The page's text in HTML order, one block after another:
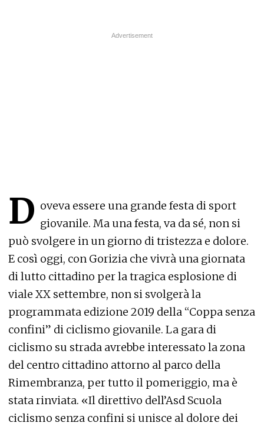
D oveva essere una grande festa di sport
giovanile. Ma una festa, va da sé, non si
può svolgere in un giorno di tristezza e dolore.
E così oggi, con Gorizia che vivrà una giornata
di lutto cittadino per la tragica esplosione di
viale XX settembre, non si svolgerà la
programmata edizione 2019 della “Coppa senza
confini” di ciclismo giovanile. La gara di
ciclismo su strada avrebbe interessato la zona
del centro cittadino attorno al parco della
Rimembranza, per tutto il pomeriggio, ma è
stata rinviata. «Il direttivo dell’Asd Scuola
ciclismo senza confini si unisce al dolore dei